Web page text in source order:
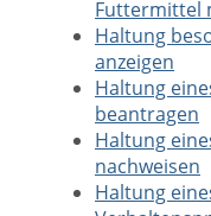
Futtermittel
Haltung
anzeigen
Haltung
beantragen
Haltung
nachweisen
Haltung